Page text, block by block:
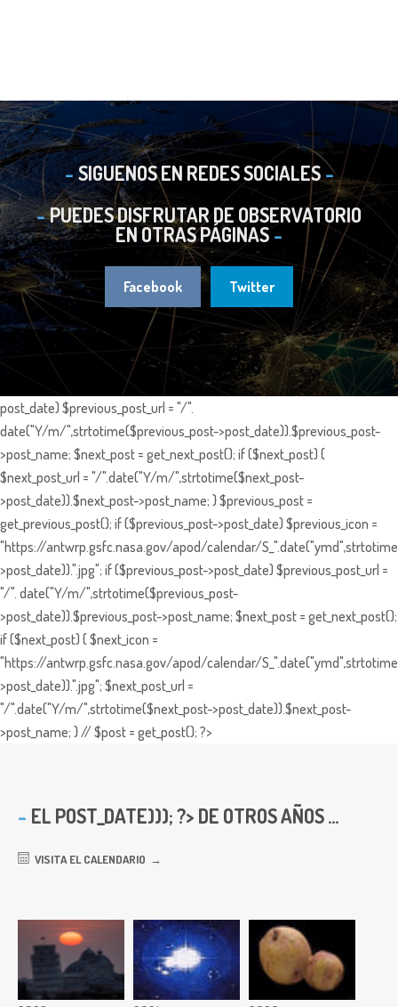
SIGUENOS EN REDES SOCIALES
PUEDES DISFRUTAR DE OBSERVATORIO
EN OTRAS PÁGINAS
Facebook Twitter
post_date) $previous_post_url = "/".
date("Y/m/",strtotime($previous_post->post_date)).$previous_post-
>post_name; $next_post = get_next_post(); if ($next_post) {
$next_post_url = "/".date("Y/m/",strtotime($next_post-
>post_date)).$next_post->post_name; } $previous_post =
get_previous_post(); if ($previous_post->post_date) $previous_icon =
"https://antwrp.gsfc.nasa.gov/apod/calendar/
>post_date)).".jpg"; if ($previous_post->post_date) $previous_post_url =
"/". date("Y/m/",strtotime($previous_post-
>post_date)).$previous_post->post_name; $next_post = get_next_post();
if ($next_post) { $next_icon =
"https://antwrp.gsfc.nasa.gov/apod/calendar/
>post_date)).".jpg"; $next_post_url =
"/".date("Y/m/",strtotime($next_post->post_date)).$next_post-
>post_name; } // $post = get_post(); ?>
EL POST_DATE))); ?> DE OTROS AÑOS ...
VISITA EL CALENDARIO